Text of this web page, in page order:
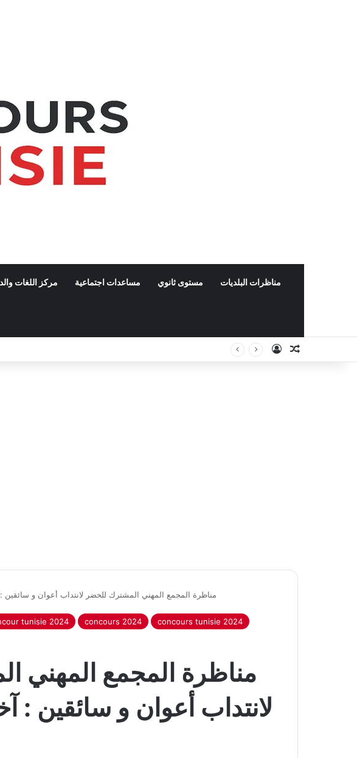
مركز اللغات مساعدات اجتماعية مستوى ثانوي مناظرات البلديات
Connexion
Article
مناظرة المجمع المهني المشترك للخضر لانتداب أعوان و سائقين : آخر أجل
tunisie 2024 concours 2024
concours tunisie 2024
مناظرة المجمع المهني